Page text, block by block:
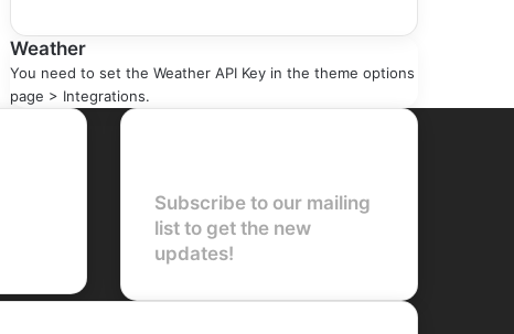
Weather
You need to set the Weather API Key in the theme options
page > Integrations.
Subscribe to our mailing
list to get the new
updates!